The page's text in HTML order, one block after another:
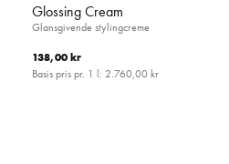
Glossing Cream
Glansgivende stylingcreme
138,00 kr
Basis pris pr. 1 l: 2.760,00 kr